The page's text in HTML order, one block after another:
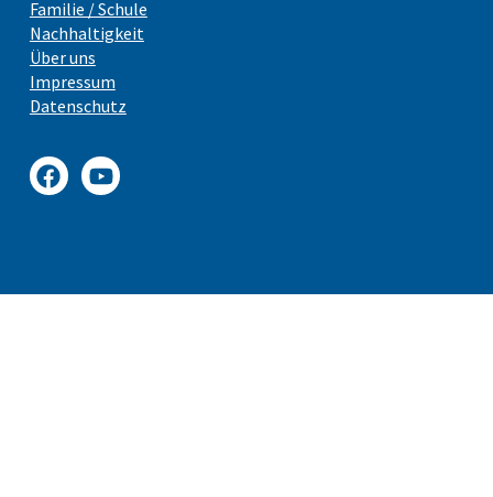
Familie / Schule
Nachhaltigkeit
Über uns
Impressum
Datenschutz